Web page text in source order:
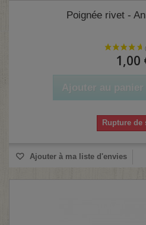
Poignée rivet -
1,00
Ajouter au panier
Rupture de
Ajouter à ma liste d'envies